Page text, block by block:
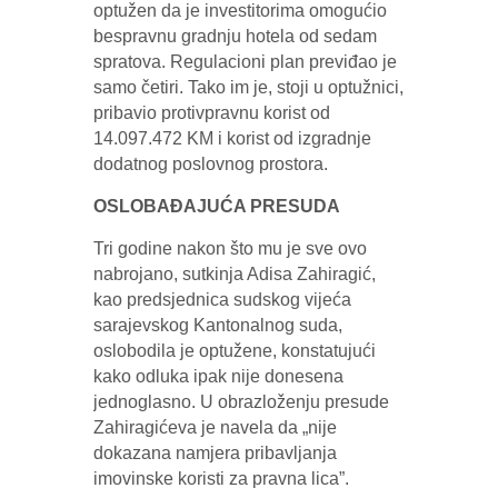
optužen da je investitorima omogućio
bespravnu gradnju hotela od sedam
spratova. Regulacioni plan previđao je
samo četiri. Tako im je, stoji u optužnici,
pribavio protivpravnu korist od
14.097.472 KM i korist od izgradnje
dodatnog poslovnog prostora.
OSLOBAĐAJUĆA PRESUDA
Tri godine nakon što mu je sve ovo
nabrojano, sutkinja Adisa Zahiragić,
kao predsjednica sudskog vijeća
sarajevskog Kantonalnog suda,
oslobodila je optužene, konstatujući
kako odluka ipak nije donesena
jednoglasno. U obrazloženju presude
Zahiragićeva je navela da „nije
dokazana namjera pribavljanja
imovinske koristi za pravna lica”.